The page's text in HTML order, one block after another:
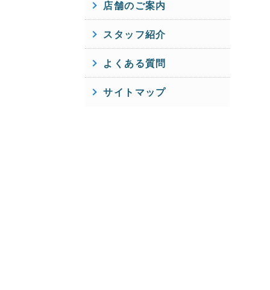
店舗のご案内
スタッフ紹介
よくある質問
サイトマップ